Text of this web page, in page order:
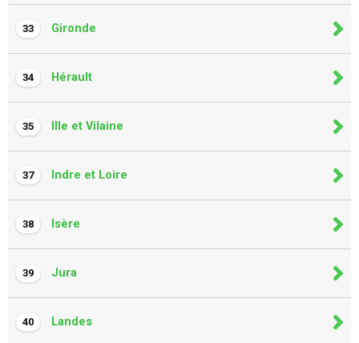
33 Gironde
34 Hérault
35 Ille et Vilaine
37 Indre et Loire
38 Isère
39 Jura
40 Landes